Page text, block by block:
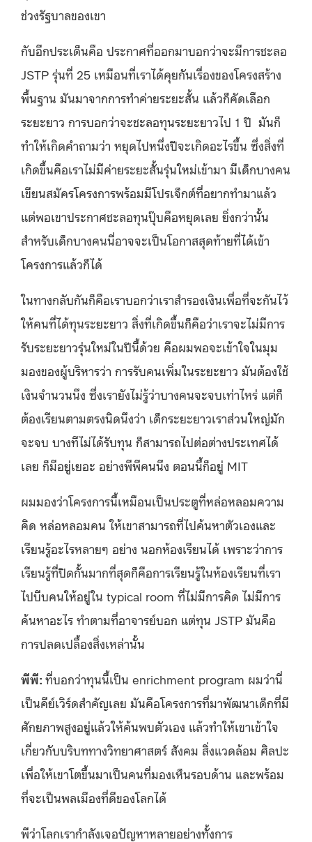
ช่วงรัฐบาลของเขา
กับอีกประเด็นคือ ประกาศที่ออกมาบอกว่าจะมีการชะลอ
JSTP รุ่นที่ 25 เหมือนที่เราได้คุยกันเรื่องของโครงสร้าง
พื้นฐาน มันมาจากการทำค่ายระยะสั้น แล้วก็คัดเลือก
ระยะยาว การบอกว่าจะชะลอทุนระยะยาวไป 1 ปี มันก็
ทำให้เกิดคำถามว่า หยุดไปหนึ่งปีจะเกิดอะไรขึ้น ซึ่งสิ่งที่
เกิดขึ้นคือเราไม่มีค่ายระยะสั้นรุ่นใหม่เข้ามา มีเด็กบางคน
เขียนสมัครโครงการพร้อมมีโปรเจ็กต์ที่อยากทำมาแล้ว
แต่พอเขาประกาศชะลอทุนปุ๊บคือหยุดเลย ยิ่งกว่านั้น
สำหรับเด็กบางคนนี่อาจจะเป็นโอกาสสุดท้ายที่ได้เข้า
โครงการแล้วก็ได้
ในทางกลับกันก็คือเราบอกว่าเราสำรองเงินเพื่อที่จะกันไว้
ให้คนที่ได้ทุนระยะยาว สิ่งที่เกิดขึ้นก็คือว่าเราจะไม่มีการ
รับระยะยาวรุ่นใหม่ในปีนี้ด้วย คือผมพอจะเข้าใจในมุม
มองของผู้บริหารว่า การรับคนเพิ่มในระยะยาว มันต้องใช้
เงินจำนวนนึง ซึ่งเรายังไม่รู้ว่าบางคนจะจบเท่าไหร่ แต่ก็
ต้องเรียนตามตรงนิดนึงว่า เด็กระยะยาวเราส่วนใหญ่มัก
จะจบ บางทีไม่ได้รับทุน ก็สามารถไปต่อต่างประเทศได้
เลย ก็มีอยู่เยอะ อย่างพีพีคนนึง ตอนนี้ก็อยู่ MIT
ผมมองว่าโครงการนี้เหมือนเป็นประตูที่หล่อหลอมความ
คิด หล่อหลอมคน ให้เขาสามารถที่ไปค้นหาตัวเองและ
เรียนรู้อะไรหลายๆ อย่าง นอกห้องเรียนได้ เพราะว่าการ
เรียนรู้ที่ปิดกั้นมากที่สุดก็คือการเรียนรู้ในห้องเรียนที่เรา
ไปบีบคนให้อยู่ใน typical room ที่ไม่มีการคิด ไม่มีการ
ค้นหาอะไร ทำตามที่อาจารย์บอก แต่ทุน JSTP มันคือ
การปลดเปลื้องสิ่งเหล่านั้น
พีพี: ที่บอกว่าทุนนี้เป็น enrichment program ผมว่านี่
เป็นคีย์เวิร์ดสำคัญเลย มันคือโครงการที่มาพัฒนาเด็กที่มี
ศักยภาพสูงอยู่แล้วให้ค้นพบตัวเอง แล้วทำให้เขาเข้าใจ
เกี่ยวกับบริบททางวิทยาศาสตร์ สังคม สิ่งแวดล้อม ศิลปะ
เพื่อให้เขาโตขึ้นมาเป็นคนที่มองเห็นรอบด้าน และพร้อม
ที่จะเป็นพลเมืองที่ดีของโลกได้
พีว่าโลกเรากำลังเจอปัญหาหลายอย่างทั้งการ